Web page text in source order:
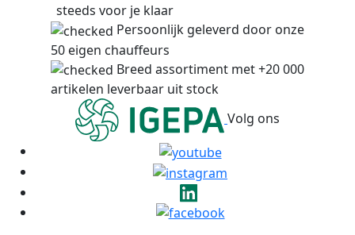
steeds voor je klaar
Persoonlijk geleverd door onze
50 eigen chauffeurs
Breed assortiment met +20 000
artikelen leverbaar uit stock
Volg ons